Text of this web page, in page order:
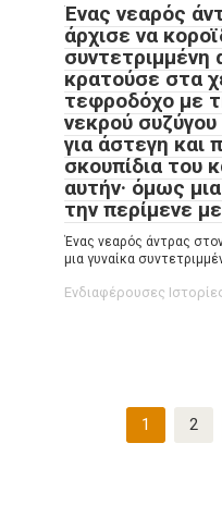
Ένας νεαρός
άρχισε να
συντετριμμένη
κρατούσε στα
τεφροδόχο με
νεκρού
για άστεγη και
σκουπίδια του
αυτήν· όμως
την περίμενε
Ένας νεαρός άντρας
μια γυναίκα
Ενδιαφέρουσες
1 2